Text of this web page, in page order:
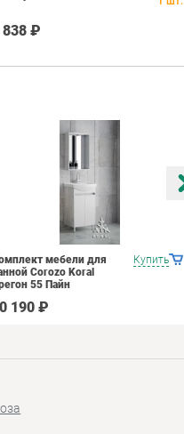
838 ₽
Купить
мебели для
Corozo Koral
55 Пайн
190 ₽